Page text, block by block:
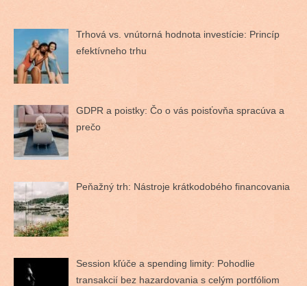
Trhová vs. vnútorná hodnota investície: Princíp
efektívneho trhu
GDPR a poistky: Čo o vás poisťovňa spracúva a
prečo
Peňažný trh: Nástroje krátkodobého financovania
Session kľúče a spending limity: Pohodlie
transakcií bez hazardovania s celým portfóliom